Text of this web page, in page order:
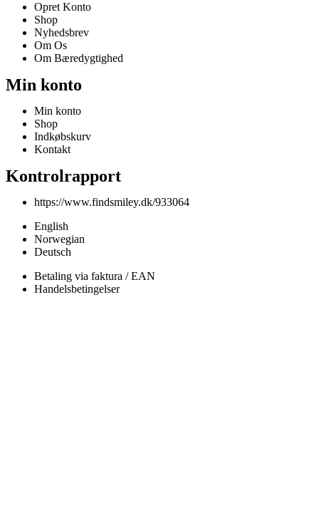
Opret Konto
Shop
Nyhedsbrev
Om Os
Om Bæredygtighed
Min konto
Min konto
Shop
Indkøbskurv
Kontakt
Kontrolrapport
https://www.findsmiley.dk/933064
English
Norwegian
Deutsch
Betaling via faktura / EAN
Handelsbetingelser